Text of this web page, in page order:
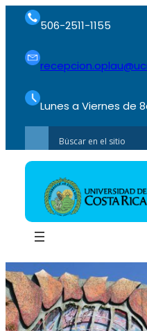
506-2511-1155
Lunes a Viernes de